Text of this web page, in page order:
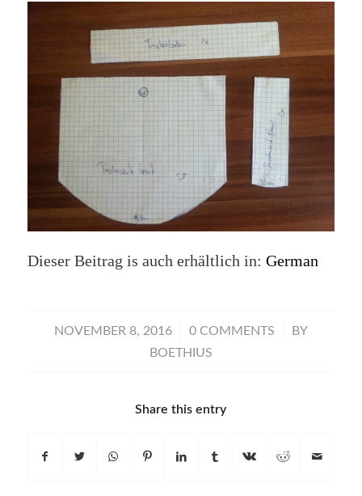
Dieser Beitrag is auch erhältlich in: German
NOVEMBER 8, 2016
/ 0 COMMENTS
/
BY
BOETHIUS
Share this entry